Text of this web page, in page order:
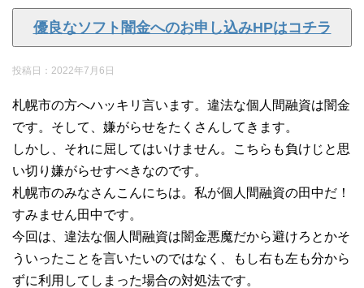
優良なソフト闇金へのお申し込みHPはコチラ
投稿日： 2022年7月6日
札幌市の方へハッキリ言います。違法な個人間融資は闇金
です。そして、嫌がらせをたくさんしてきます。
しかし、それに屈してはいけません。こちらも負けじと思
い切り嫌がらせすべきなのです。
札幌市のみなさんこんにちは。私が個人間融資の田中だ！
すみません田中です。
今回は、違法な個人間融資は闇金悪魔だから避けろとかそ
ういったことを言いたいのではなく、もし右も左も分から
ずに利用してしまった場合の対処法です。